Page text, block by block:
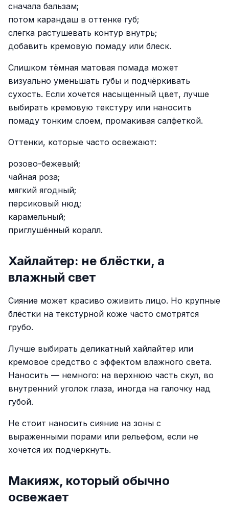
сначала бальзам;
потом карандаш в оттенке губ;
слегка растушевать контур внутрь;
добавить кремовую помаду или блеск.
Слишком тёмная матовая помада может
визуально уменьшать губы и подчёркивать
сухость. Если хочется насыщенный цвет, лучше
выбирать кремовую текстуру или наносить
помаду тонким слоем, промакивая салфеткой.
Оттенки, которые часто освежают:
розово-бежевый;
чайная роза;
мягкий ягодный;
персиковый нюд;
карамельный;
приглушённый коралл.
Хайлайтер: не блёстки, а
влажный свет
Сияние может красиво оживить лицо. Но крупные
блёстки на текстурной коже часто смотрятся
грубо.
Лучше выбирать деликатный хайлайтер или
кремовое средство с эффектом влажного света.
Наносить — немного: на верхнюю часть скул, во
внутренний уголок глаза, иногда на галочку над
губой.
Не стоит наносить сияние на зоны с
выраженными порами или рельефом, если не
хочется их подчеркнуть.
Макияж, который обычно
освежает